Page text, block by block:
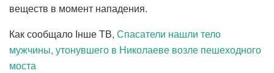
веществ в момент нападения.
Как сообщало Інше ТВ, Спасатели нашли тело
мужчины, утонувшего в Николаеве возле пешеходного
моста